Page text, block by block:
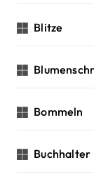
Blitze
Bommeln
Buchhalter